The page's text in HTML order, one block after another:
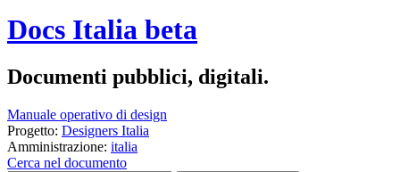
Docs Italia beta
Documenti pubblici, digitali.
Manuale operativo di design
Progetto: Designers Italia
Amministrazione: italia
Cerca nel documento